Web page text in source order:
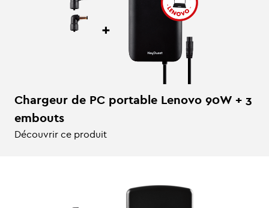
Chargeur de PC portable Lenovo 90W + 3
embouts
Découvrir ce produit